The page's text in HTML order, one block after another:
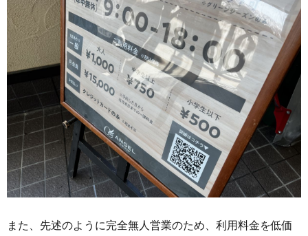
また、先述のように完全無人営業のため、利用料金を低価